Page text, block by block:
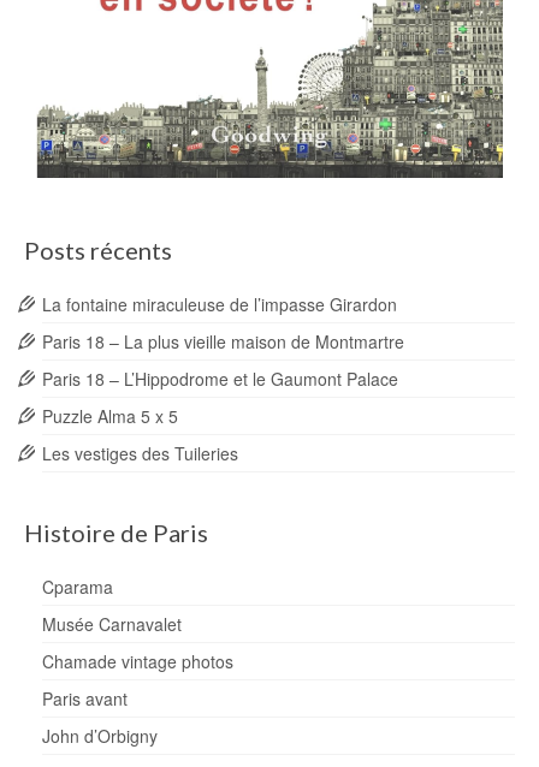
Posts récents
La fontaine miraculeuse de l’impasse Girardon
Paris 18 – La plus vieille maison de Montmartre
Paris 18 – L’Hippodrome et le Gaumont Palace
Puzzle Alma 5 x 5
Les vestiges des Tuileries
Histoire de Paris
Cparama
Musée Carnavalet
Chamade vintage photos
Paris avant
John d’Orbigny